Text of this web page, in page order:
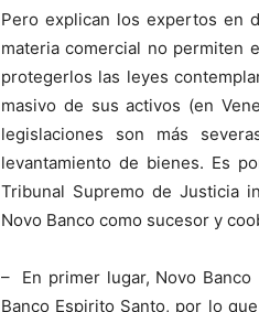
Pero explican los expertos en
materia comercial no permiten
protegerlos las leyes
masivo de sus activos (en
legislaciones son más
levantamiento de bienes. Es
Tribunal Supremo de Justicia
Novo Banco como sucesor y
– En primer lugar, Novo
Banco Espirito Santo, por lo